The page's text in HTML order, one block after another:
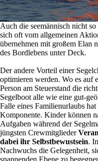
Auch die seemännisch nicht
sich oft vom allgemeinen
übernehmen mit großem Elan
des Bordlebens unter Deck.
Der andere Vorteil einer
optimieren werden. Wo es auf
Person am Steuerstand die
Segelboot alle wie eine gut-
Falle eines Familienurlaubs
Komponente. Kinder können
Aufgaben während der
jüngsten Crewmitglieder
dabei ihr Selbstbewustsein.
Nachwuchs die Gelegenheit,
spannenden Ebene zu